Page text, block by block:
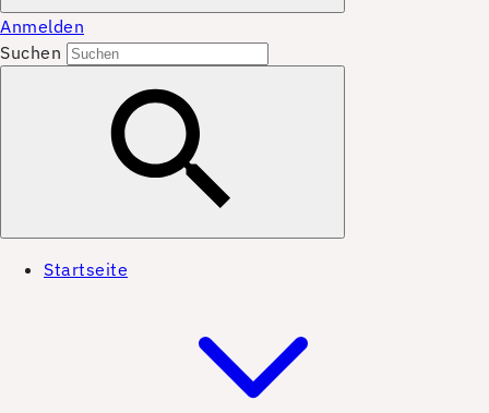
Anmelden
Suchen
Startseite